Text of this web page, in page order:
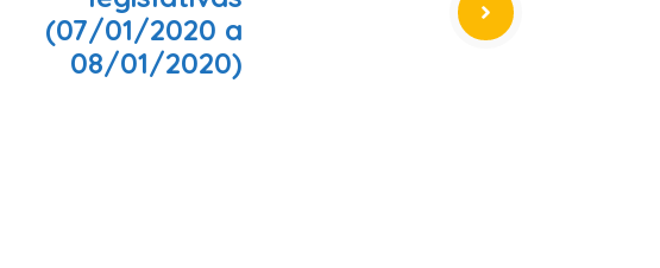
(07/01/2020 a
08/01/2020)